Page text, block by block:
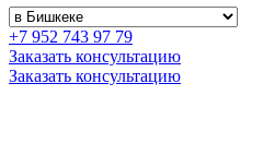
+7 952 743 97 79
Заказать консультацию
Заказать консультацию